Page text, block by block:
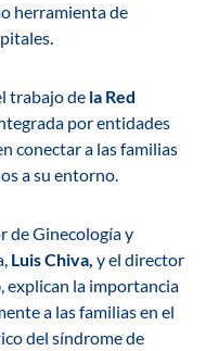
herramienta de
trabajo de la Red
por entidades
conectar a las familias
a su entorno.
de Ginecología y
Luis Chiva, y el director
, explican la importancia
a las familias en el
del síndrome de